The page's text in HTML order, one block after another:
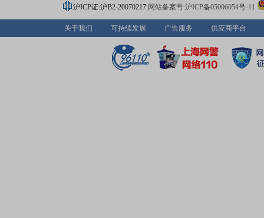
际知名的光电企业美好愿景而奋力奋斗!
沪ICP证:沪B2-20070217 网站备案号:沪ICP备05006054号-11
关于我们 可持续发展 广告服务 供应商平台